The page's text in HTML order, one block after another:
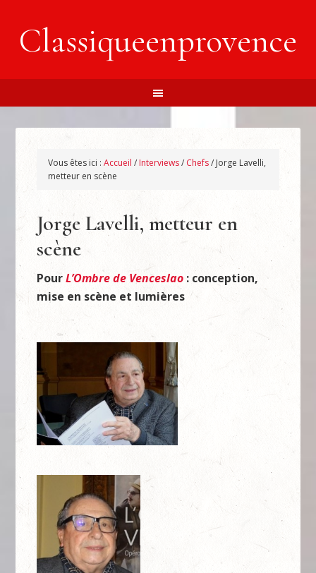
Classiqueenprovence
Vous êtes ici :Accueil / Interviews/ Chefs/ Jorge Lavelli,
metteur en scène
Jorge Lavelli, metteur en
scène
PourL’Ombre de Venceslao : conception,
mise en scène et lumières